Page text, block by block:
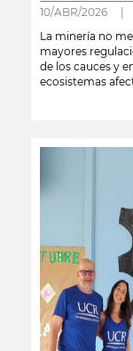
10/ABR/2026 |
La minería no
mayores
de los cauces y
ecosistemas